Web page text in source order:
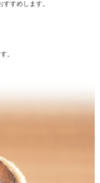
すめします。
。